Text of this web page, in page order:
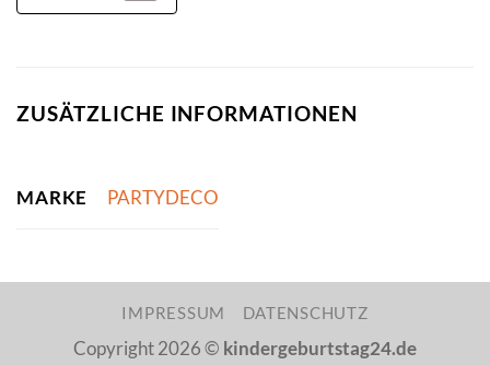
ZUSÄTZLICHE INFORMATIONEN
MARKE PARTYDECO
IMPRESSUM DATENSCHUTZ
Copyright 2026 © kindergeburtstag24.de